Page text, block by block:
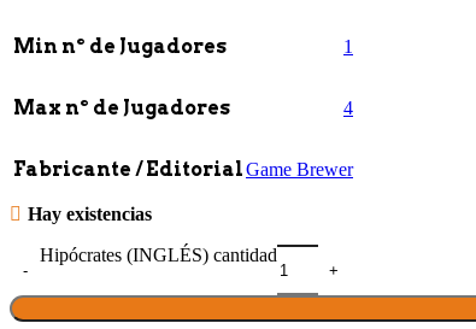
Min nº de Jugadores 1
Max nº de Jugadores 4
Fabricante / EditorialGame Brewer
Hay existencias
Hipócrates (INGLÉS) cantidad